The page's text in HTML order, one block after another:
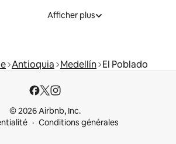
Afficher plus
Antioquia Medellín El Poblado
© 2026 Airbnb, Inc.
Conditions générales